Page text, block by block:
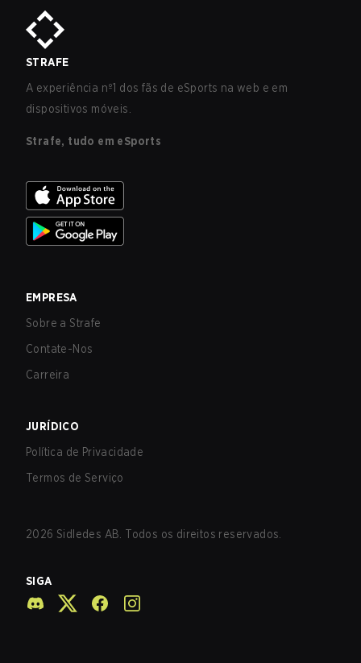
STRAFE
A experiência nº1 dos fãs de eSports na web e em
dispositivos móveis.
Strafe, tudo em eSports
EMPRESA
Sobre a Strafe
Contate-Nos
Carreira
JURÍDICO
Política de Privacidade
Termos de Serviço
2026 Sidledes AB. Todos os direitos reservados.
SIGA